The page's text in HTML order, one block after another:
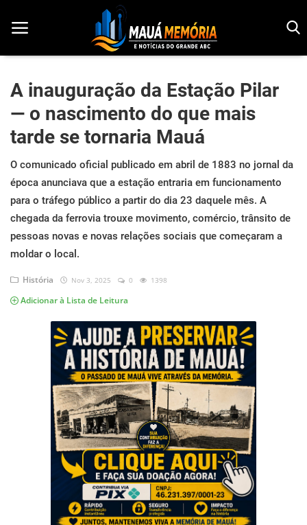
Início
Dorama
Pop!
História
Geek
História da Família
A inauguração da Estação Pilar
— o nascimento do que mais
tarde se tornaria Mauá
O comunicado oficial publicado em abril de 1883 no jornal da
época anunciava que a estação entraria em funcionamento
para o tráfego público a partir do dia 23 daquele mês. A
chegada da ferrovia trouxe movimento, comércio, trânsito de
pessoas novas e novas relações sociais que começaram a
moldar o local.
História Nov 3, 2025 0 1398
Adicionar à Lista de Leitura